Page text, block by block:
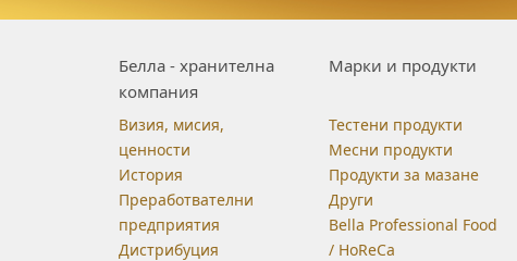
Белла - хранителна
компания
Визия, мисия,
ценности
История
Преработвателни
предприятия
Дистрибуция
Марки и продукти
Тестени продукти
Месни продукти
Продукти за мазане
Други
Bella Professional Food
/ HoReCa